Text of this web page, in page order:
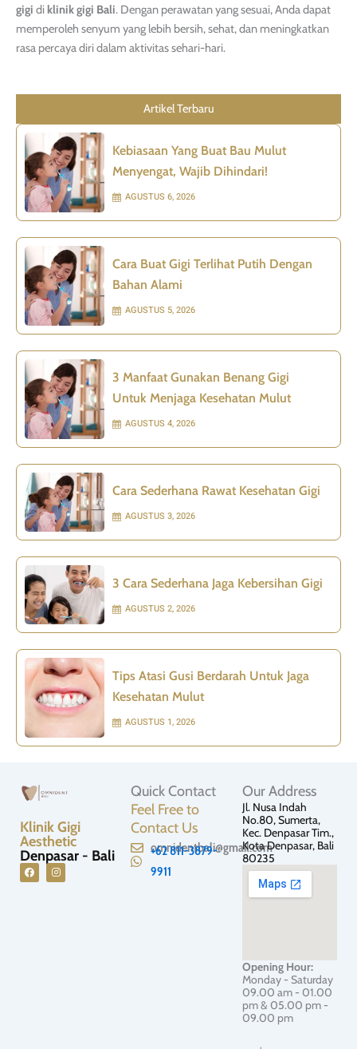
gigi di klinik gigi Bali. Dengan perawatan yang sesuai, Anda dapat
memperoleh senyum yang lebih bersih, sehat, dan meningkatkan
rasa percaya diri dalam aktivitas sehari-hari.
Artikel Terbaru
Kebiasaan Yang Buat Bau Mulut
Menyengat, Wajib Dihindari!
AGUSTUS 6, 2026
Cara Buat Gigi Terlihat Putih Dengan
Bahan Alami
AGUSTUS 5, 2026
3 Manfaat Gunakan Benang Gigi
Untuk Menjaga Kesehatan Mulut
AGUSTUS 4, 2026
Cara Sederhana Rawat Kesehatan Gigi
AGUSTUS 3, 2026
3 Cara Sederhana Jaga Kebersihan Gigi
AGUSTUS 2, 2026
Tips Atasi Gusi Berdarah Untuk Jaga
Kesehatan Mulut
AGUSTUS 1, 2026
Klinik Gigi
Aesthetic
Denpasar - Bali
Quick Contact
Feel Free to
Contact Us
omnidentbali@gmail.com
+62 811-3879-
9911
Our Address
Jl. Nusa Indah
No.80, Sumerta,
Kec. Denpasar Tim.,
Kota Denpasar, Bali
80235
Opening Hour:
Monday - Saturday
09.00 am - 01.00
pm & 05.00 pm -
09.00 pm